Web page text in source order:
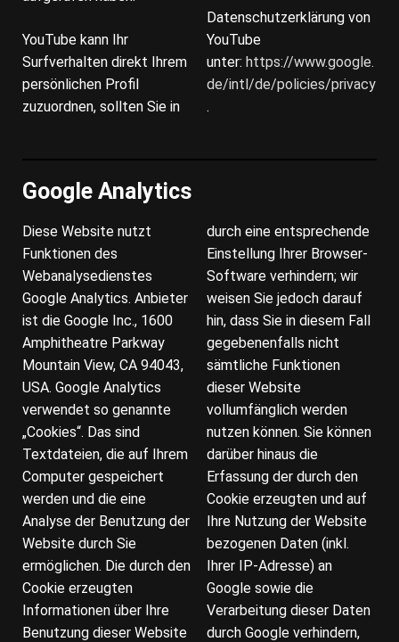
YouTube kann Ihr
Surfverhalten direkt Ihrem
persönlichen Profil
zuzuordnen, sollten Sie in
Datenschutzerklärung von
YouTube
unter: https://www.google.
de/intl/de/policies/privacy
.
Google Analytics
Diese Website nutzt
Funktionen des
Webanalysedienstes
Google Analytics. Anbieter
ist die Google Inc., 1600
Amphitheatre Parkway
Mountain View, CA 94043,
USA. Google Analytics
verwendet so genannte
„Cookies“. Das sind
Textdateien, die auf Ihrem
Computer gespeichert
werden und die eine
Analyse der Benutzung der
Website durch Sie
ermöglichen. Die durch den
Cookie erzeugten
Informationen über Ihre
Benutzung dieser Website
durch eine entsprechende
Einstellung Ihrer Browser-
Software verhindern; wir
weisen Sie jedoch darauf
hin, dass Sie in diesem Fall
gegebenenfalls nicht
sämtliche Funktionen
dieser Website
vollumfänglich werden
nutzen können. Sie können
darüber hinaus die
Erfassung der durch den
Cookie erzeugten und auf
Ihre Nutzung der Website
bezogenen Daten (inkl.
Ihrer IP-Adresse) an
Google sowie die
Verarbeitung dieser Daten
durch Google verhindern,